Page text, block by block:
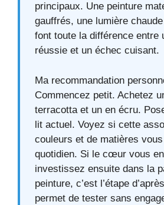
principaux. Une peinture
gauffrés, une lumière
font toute la différence entre
réussie et un échec cuisant.
Ma recommandation
Commencez petit. Achetez
terracotta et un en écru.
lit actuel. Voyez si cette
couleurs et de matières
quotidien. Si le cœur vous
investissez ensuite dans la
peinture, c’est l’étape
permet de tester sans